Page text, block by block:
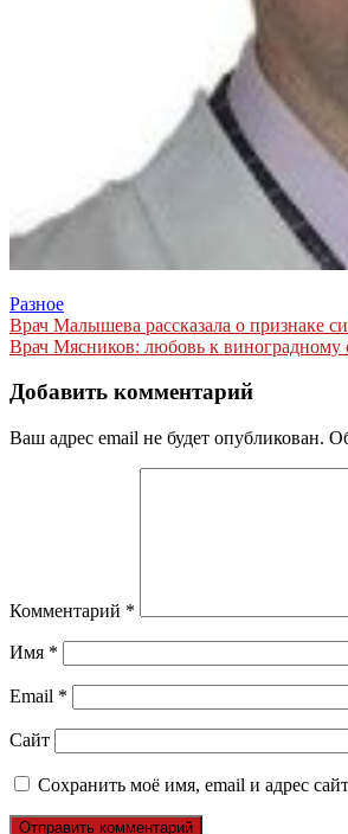
Разное
Навигация
по
записям
Врач Малышева рассказала о признаке
Врач Мясников: любовь к виноградному
Добавить комментарий
Ваш адрес email не будет опубликован.
Комментарий *
Имя *
Email *
Сайт
Сохранить моё имя, email и адрес